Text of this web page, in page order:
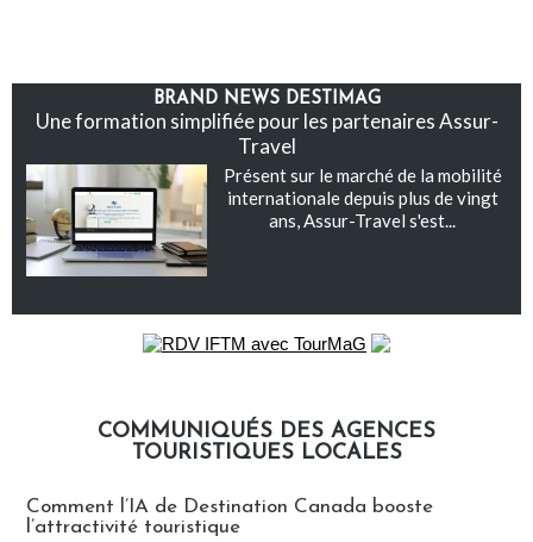
BRAND NEWS DESTIMAG
Une formation simplifiée pour les partenaires Assur-
Travel
Présent sur le marché de la mobilité
internationale depuis plus de vingt
ans, Assur-Travel s'est...
COMMUNIQUÉS DES AGENCES
TOURISTIQUES LOCALES
Comment l’IA de Destination Canada booste
l’attractivité touristique